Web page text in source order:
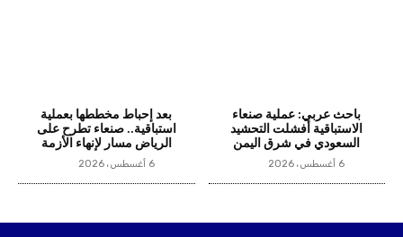
باحث عربي: عملية صنعاء
الاستباقية أفشلت التحشيد
السعودي في شرق اليمن
6 أغسطس، 2026
بعد إحباط مخططها بعملية
استباقية.. صنعاء تطرح على
الرياض مسار لإنهاء الأزمة
6 أغسطس، 2026